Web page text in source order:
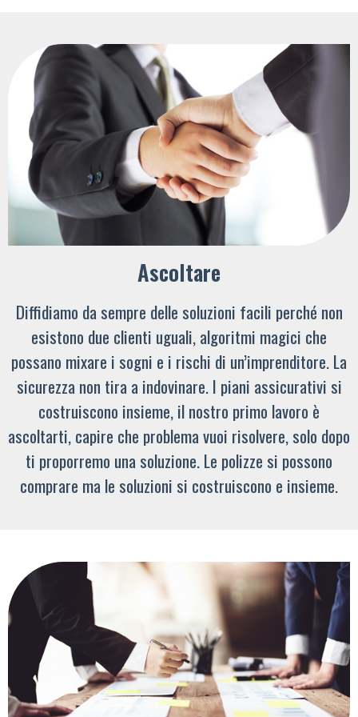
Ascoltare
Diffidiamo da sempre delle soluzioni facili perché non
esistono due clienti uguali, algoritmi magici che
possano mixare i sogni e i rischi di un’imprenditore. La
sicurezza non tira a indovinare. I piani assicurativi si
costruiscono insieme, il nostro primo lavoro è
ascoltarti, capire che problema vuoi risolvere, solo dopo
ti proporremo una soluzione. Le polizze si possono
comprare ma le soluzioni si costruiscono e insieme.